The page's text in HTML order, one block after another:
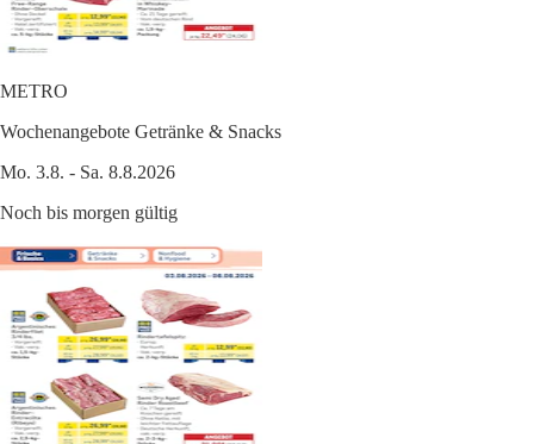
METRO
Wochenangebote Getränke & Snacks
Mo. 3.8. - Sa. 8.8.2026
Noch bis morgen gültig